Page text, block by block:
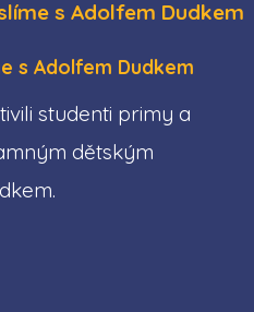
s Adolfem Dudkem
studenti primy a
dětským